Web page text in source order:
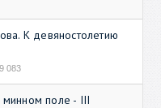
К девяностолетию
9 083
минном поле - III